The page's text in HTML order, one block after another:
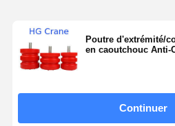
Poutre d'extrémité/
en caoutchouc
Continuer